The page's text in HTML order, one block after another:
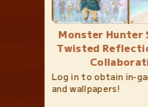
Monster Hunter
Twisted
Log in to obtain in-
and wallpapers!